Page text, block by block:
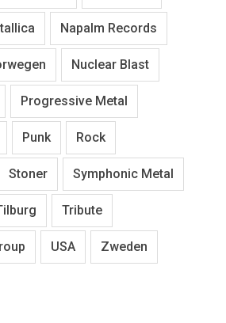
Napalm Records
Nuclear Blast
Progressive Metal
Punk Rock
Stoner Symphonic Metal
Tribute
USA Zweden